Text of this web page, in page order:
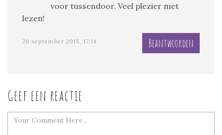
voor tussendoor. Veel plezier met
lezen!
26 september 2015, 17:14 Beantwoorden
Geef een reactie